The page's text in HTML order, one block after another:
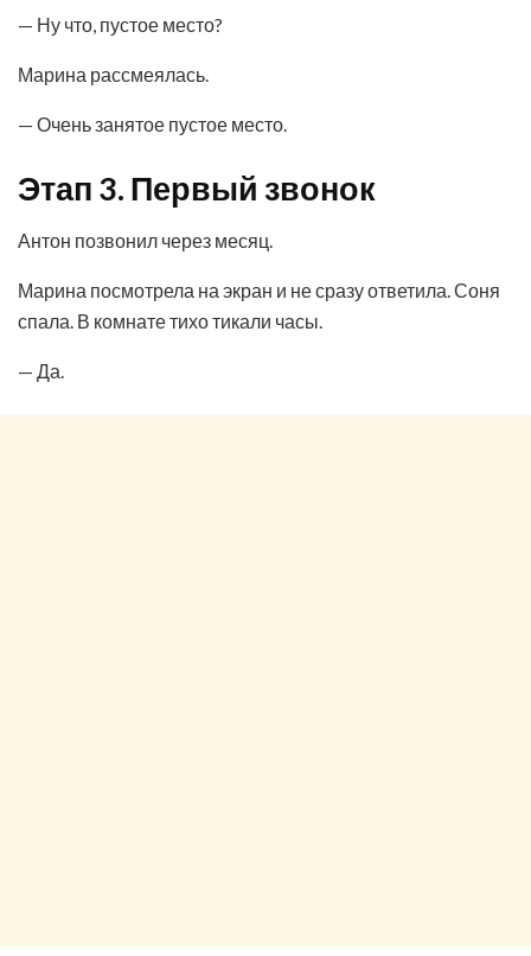
— Ну что, пустое место?
Марина рассмеялась.
— Очень занятое пустое место.
Этап 3. Первый звонок
Антон позвонил через месяц.
Марина посмотрела на экран и не сразу ответила. Соня
спала. В комнате тихо тикали часы.
— Да.